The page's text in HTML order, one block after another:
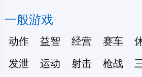
一般游戏
动作 益智 经营 赛车
发泄
运动 射击 枪战